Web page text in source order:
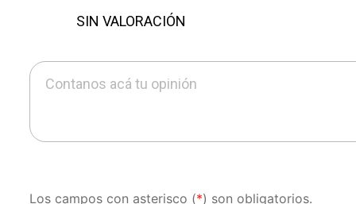
SIN VALORACIÓN
Contanos acá tu opinión
Los campos con asterisco (*) son obligatorios.